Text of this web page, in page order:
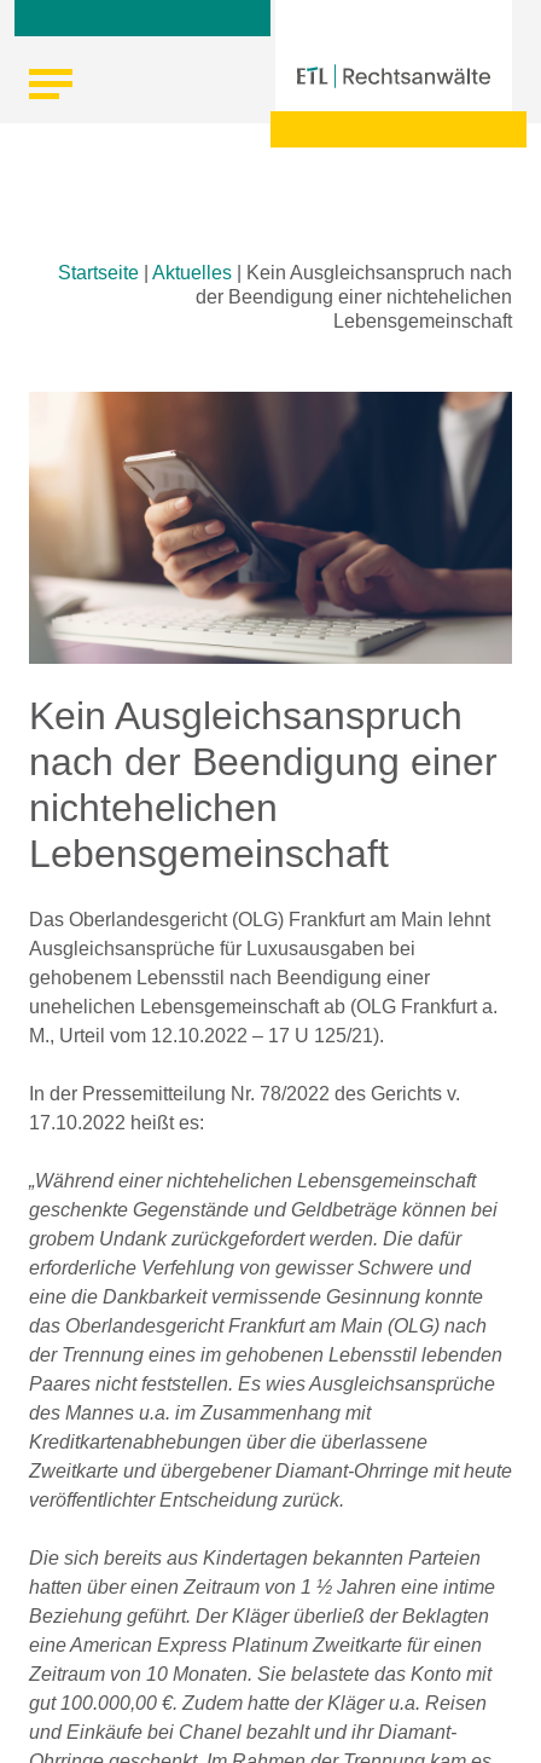
Startseite Aktuelles
Kein Ausgleichsanspruch nach
der Beendigung einer nichtehelichen
Lebensgemeinschaft
Kein Ausgleichsanspruch
nach der Beendigung einer
nichtehelichen
Lebensgemeinschaft
Das Oberlandesgericht (OLG) Frankfurt am Main lehnt
Ausgleichsansprüche für Luxusausgaben bei
gehobenem Lebensstil nach Beendigung einer
unehelichen Lebensgemeinschaft ab (OLG Frankfurt a.
M., Urteil vom 12.10.2022 – 17 U 125/21).
In der Pressemitteilung Nr. 78/2022 des Gerichts v.
17.10.2022 heißt es:
„Während einer nichtehelichen Lebensgemeinschaft
geschenkte Gegenstände und Geldbeträge können bei
grobem Undank zurückgefordert werden. Die dafür
erforderliche Verfehlung von gewisser Schwere und
eine die Dankbarkeit vermissende Gesinnung konnte
das Oberlandesgericht Frankfurt am Main (OLG) nach
der Trennung eines im gehobenen Lebensstil lebenden
Paares nicht feststellen. Es wies Ausgleichsansprüche
des Mannes u.a. im Zusammenhang mit
Kreditkartenabhebungen über die überlassene
Zweitkarte und übergebener Diamant-Ohrringe mit heute
veröffentlichter Entscheidung zurück.
Die sich bereits aus Kindertagen bekannten Parteien
hatten über einen Zeitraum von 1 ½ Jahren eine intime
Beziehung geführt. Der Kläger überließ der Beklagten
eine American Express Platinum Zweitkarte für einen
Zeitraum von 10 Monaten. Sie belastete das Konto mit
gut 100.000,00 €. Zudem hatte der Kläger u.a. Reisen
und Einkäufe bei Chanel bezahlt und ihr Diamant-